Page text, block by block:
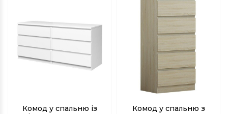
Комод у спальню із
Комод у спальню з